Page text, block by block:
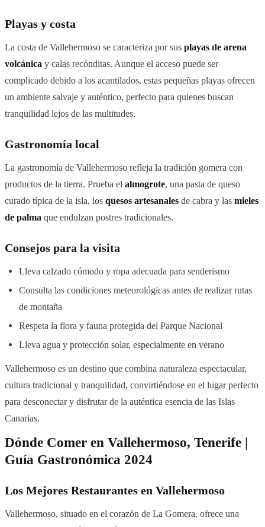
Playas y costa
La costa de Vallehermoso se caracteriza por sus playas de arena
volcánica y calas recónditas. Aunque el acceso puede ser
complicado debido a los acantilados, estas pequeñas playas ofrecen
un ambiente salvaje y auténtico, perfecto para quienes buscan
tranquilidad lejos de las multitudes.
Gastronomía local
La gastronomía de Vallehermoso refleja la tradición gomera con
productos de la tierra. Prueba el almogrote, una pasta de queso
curado típica de la isla, los quesos artesanales de cabra y las mieles
de palma que endulzan postres tradicionales.
Consejos para la visita
Lleva calzado cómodo y ropa adecuada para senderismo
Consulta las condiciones meteorológicas antes de realizar rutas
de montaña
Respeta la flora y fauna protegida del Parque Nacional
Lleva agua y protección solar, especialmente en verano
Vallehermoso es un destino que combina naturaleza espectacular,
cultura tradicional y tranquilidad, convirtiéndose en el lugar perfecto
para desconectar y disfrutar de la auténtica esencia de las Islas
Canarias.
Dónde Comer en Vallehermoso, Tenerife |
Guía Gastronómica 2024
Los Mejores Restaurantes en Vallehermoso
Vallehermoso, situado en el corazón de La Gomera, ofrece una